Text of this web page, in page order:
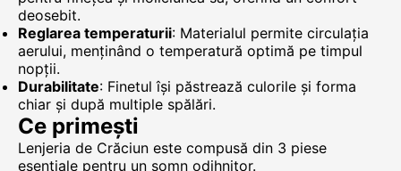
deosebit.
Reglarea temperaturii: Materialul permite circulația
aerului, menținând o temperatură optimă pe timpul
nopții.
Durabilitate: Finetul își păstrează culorile și forma
chiar și după multiple spălări.
Ce primești
Lenjeria de Crăciun este compusă din 3 piese
esențiale pentru un somn odihnitor.